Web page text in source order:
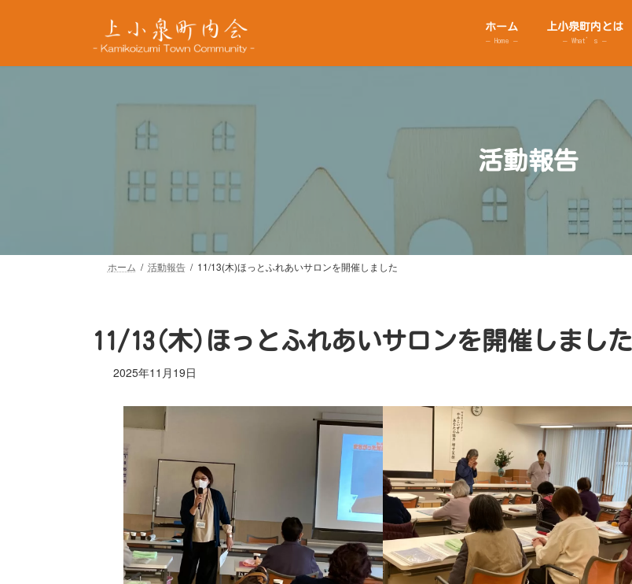
ン
ー
ホーム
– Home –
上小泉町内とは
– What’s –
活動報告
ホーム 活動報告 11/13(木)ほっとふれあいサロンを開催しました
11/13(木)ほっとふれあいサロンを開催しました
2025年11月19日